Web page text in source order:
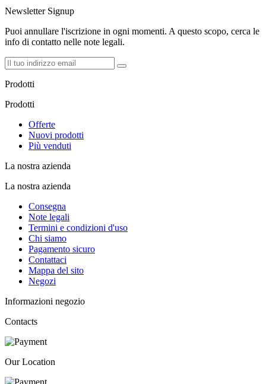
Newsletter Signup
Puoi annullare l'iscrizione in ogni momenti. A questo scopo, cerca le
info di contatto nelle note legali.
Prodotti
Prodotti
Offerte
Nuovi prodotti
Più venduti
La nostra azienda
La nostra azienda
Consegna
Note legali
Termini e condizioni d'uso
Chi siamo
Pagamento sicuro
Contattaci
Mappa del sito
Negozi
Informazioni negozio
Contacts
Our Location